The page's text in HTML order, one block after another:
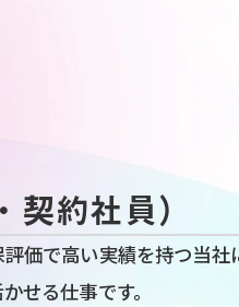
契約社員）
価で高い実績を持つ当
せる仕事です。